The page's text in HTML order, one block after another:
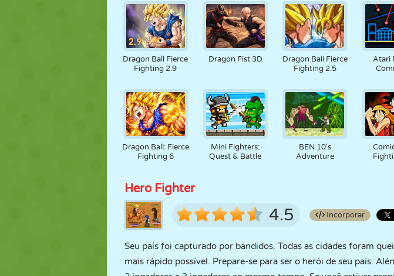
Dragon Ball Fierce
Fighting 2.9
Dragon Fist 3D
Dragon Ball Fierce
Fighting 2.5
Atari
Dragon Ball: Fierce
Fighting 6
Mini Fighters:
Quest & Battle
BEN 10's
Adventure
Hero Fighter
4.5 Incorporar
Seu país foi capturado por bandidos. Todas as cidades foram
mais rápido possível. Prepare-se para ser o herói de seu país.